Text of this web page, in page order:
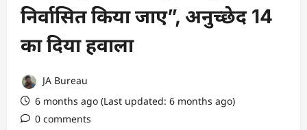
निर्वासित किया जाए”, अनुच्छेद 14
का दिया हवाला
JA Bureau
6 months ago (Last updated: 6 months ago)
0 comments